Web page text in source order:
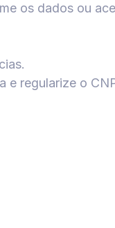
os dados ou
e regularize o